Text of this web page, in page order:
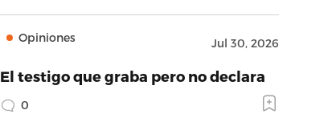
Opiniones Jul 30, 2026
El testigo que graba pero no declara
0